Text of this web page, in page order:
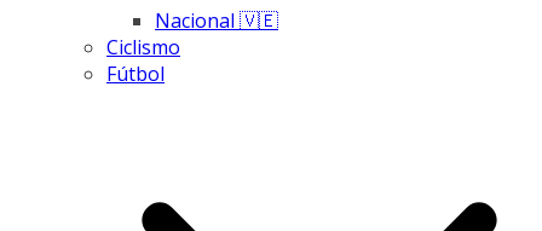
Nacional 🇻🇪
Ciclismo
Fútbol